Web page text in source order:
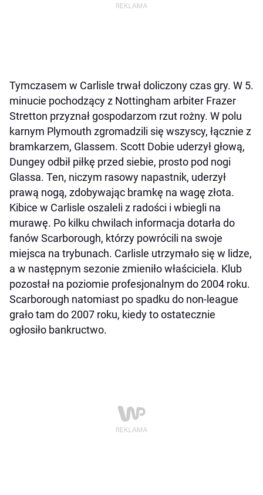
Tymczasem w Carlisle trwał doliczony czas gry. W 5.
minucie pochodzący z Nottingham arbiter Frazer
Stretton przyznał gospodarzom rzut rożny. W polu
karnym Plymouth zgromadzili się wszyscy, łącznie z
bramkarzem, Glassem. Scott Dobie uderzył głową,
Dungey odbił piłkę przed siebie, prosto pod nogi
Glassa. Ten, niczym rasowy napastnik, uderzył
prawą nogą, zdobywając bramkę na wagę złota.
Kibice w Carlisle oszaleli z radości i wbiegli na
murawę. Po kilku chwilach informacja dotarła do
fanów Scarborough, którzy powrócili na swoje
miejsca na trybunach. Carlisle utrzymało się w lidze,
a w następnym sezonie zmieniło właściciela. Klub
pozostał na poziomie profesjonalnym do 2004 roku.
Scarborough natomiast po spadku do non-league
grało tam do 2007 roku, kiedy to ostatecznie
ogłosiło bankructwo.